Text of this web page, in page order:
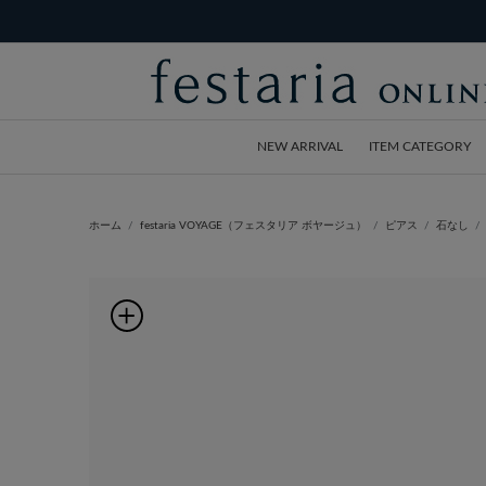
NEW ARRIVAL ITEM CATEGORY
ホーム festaria VOYAGE（フェスタリア ボヤージュ） ピアス 石なし